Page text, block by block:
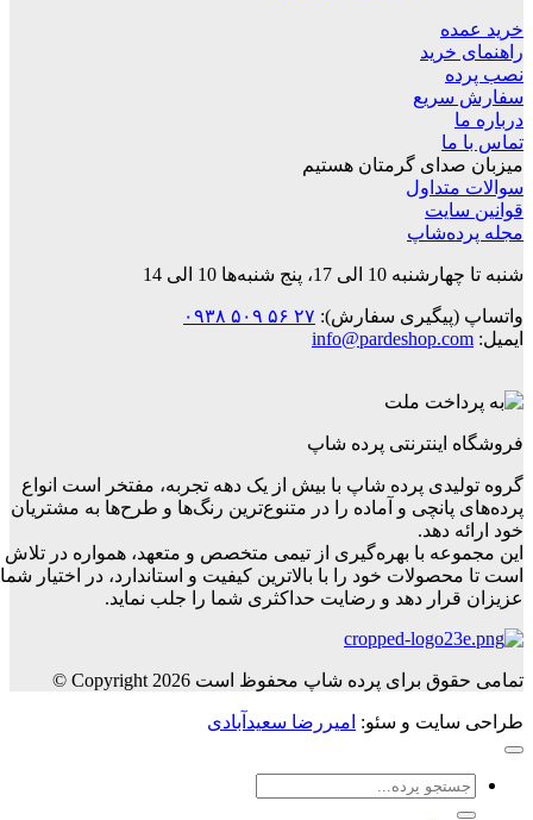
خرید عمده
راهنمای خرید
نصب پرده
سفارش سریع
درباره ما
تماس با ما
میزبان صدای گرمتان هستیم
سوالات متداول
قوانین‌ سایت
مجله پرده‌شاپ
شنبه تا چهارشنبه 10 الی 17، پنج شنبه‌ها 10 الی 14
واتساپ (پیگیری سفارش):۲۷ ۵۶ ۵۰۹ ۰۹۳۸
ایمیل:info@pardeshop.com
فروشگاه اینترنتی پرده شاپ
گروه تولیدی پرده شاپ با بیش از یک دهه تجربه، مفتخر است انواع
پرده‌های پانچی و آماده را در متنوع‌ترین رنگ‌ها و طرح‌ها به مشتریان
خود ارائه دهد.
این مجموعه با بهره‌گیری از تیمی متخصص و متعهد، همواره در تلاش
است تا محصولات خود را با بالاترین کیفیت و استاندارد، در اختیار شما
عزیزان قرار دهد و رضایت حداکثری شما را جلب نماید.
تمامی حقوق برای پرده شاپ محفوظ است Copyright 2026 ©
طراحی سایت و سئو:امیررضا سعیدآبادی
جستجو